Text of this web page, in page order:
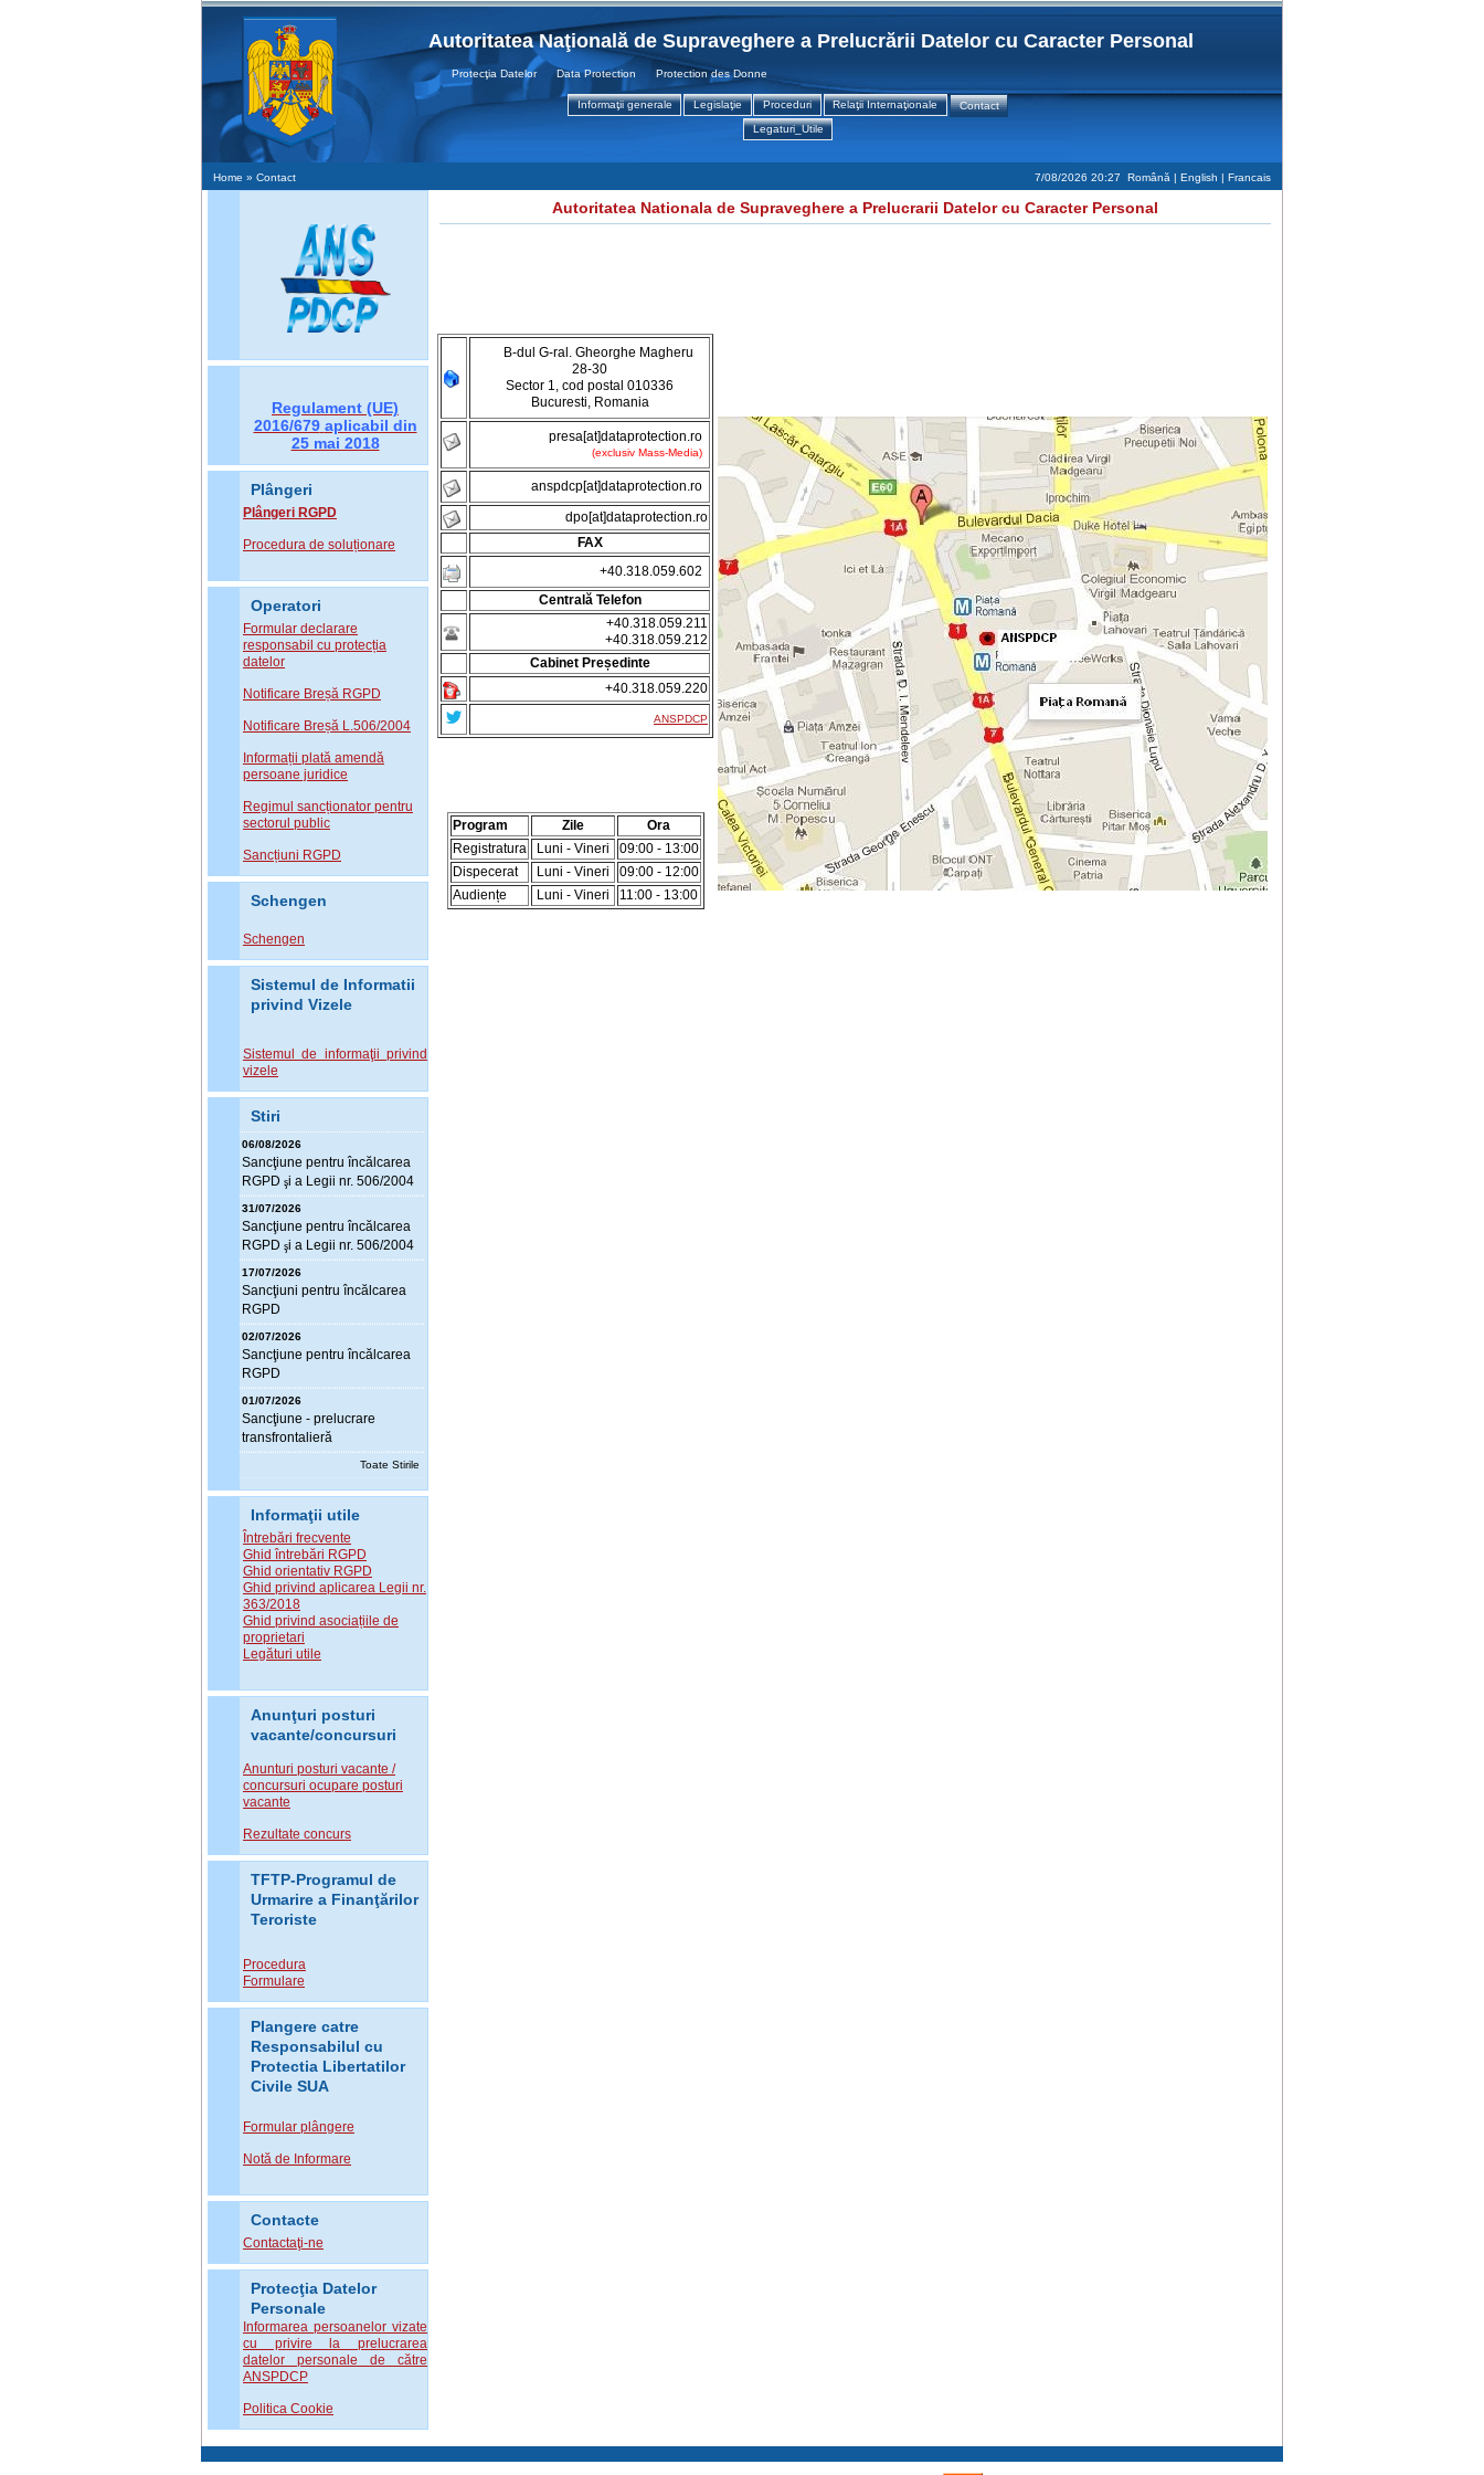
Autoritatea Naţională de Supraveghere a Prelucrării Datelor cu Caracter Personal
Protecţia Datelor Data Protection Protection des Donnees
Informaţii generale Legislaţie Proceduri Relaţii Internaţionale
Contact
Legaturi_Utile
Home » Contact 7/08/2026 20:27 Română | English | Francais
Regulament (UE)
2016/679 aplicabil din
25 mai 2018
Plângeri
Plângeri RGPD
Procedura de soluționare
Operatori
Formular declarare
responsabil cu protecția
datelor
Notificare Breșă RGPD
Notificare Breșă L.506/2004
Informații plată amendă
persoane juridice
Regimul sancționator pentru
sectorul public
Sancțiuni RGPD
Schengen
Schengen
Sistemul de Informatii
privind Vizele
Sistemul de informaţii privind
vizele
Stiri
06/08/2026
Sancţiune pentru încălcarea
RGPD şi a Legii nr. 506/2004
31/07/2026
Sancţiune pentru încălcarea
RGPD şi a Legii nr. 506/2004
17/07/2026
Sancţiuni pentru încălcarea
RGPD
02/07/2026
Sancţiune pentru încălcarea
RGPD
01/07/2026
Sancţiune - prelucrare
transfrontalieră
Toate Stirile
Informaţii utile
Întrebări frecvente
Ghid întrebări RGPD
Ghid orientativ RGPD
Ghid privind aplicarea Legii nr.
363/2018
Ghid privind asociațiile de
proprietari
Legături utile
Anunţuri posturi
vacante/concursuri
Anunturi posturi vacante /
concursuri ocupare posturi
vacante
Rezultate concurs
TFTP-Programul de
Urmarire a Finanţărilor
Teroriste
Procedura
Formulare
Plangere catre
Responsabilul cu
Protectia Libertatilor
Civile SUA
Formular plângere
Notă de Informare
Contacte
Contactaţi-ne
Protecţia Datelor
Personale
Informarea persoanelor vizate
cu privire la prelucrarea
datelor personale de către
ANSPDCP
Politica Cookie
Autoritatea Nationala de Supraveghere a Prelucrarii Datelor cu Caracter Personal
B-dul G-ral. Gheorghe Magheru
28-30
Sector 1, cod postal 010336
Bucuresti, Romania
presa[at]dataprotection.ro
(exclusiv Mass-Media)
anspdcp[at]dataprotection.ro
dpo[at]dataprotection.ro
FAX
+40.318.059.602
Centrală Telefon
+40.318.059.211
+40.318.059.212
Cabinet Președinte
+40.318.059.220
ANSPDCP
Program Zile
Ora
Registratura
Luni - Vineri
09:00 - 13:00
Dispecerat
Luni - Vineri
09:00 - 12:00
Audiențe
Luni - Vineri 11:00 - 13:00